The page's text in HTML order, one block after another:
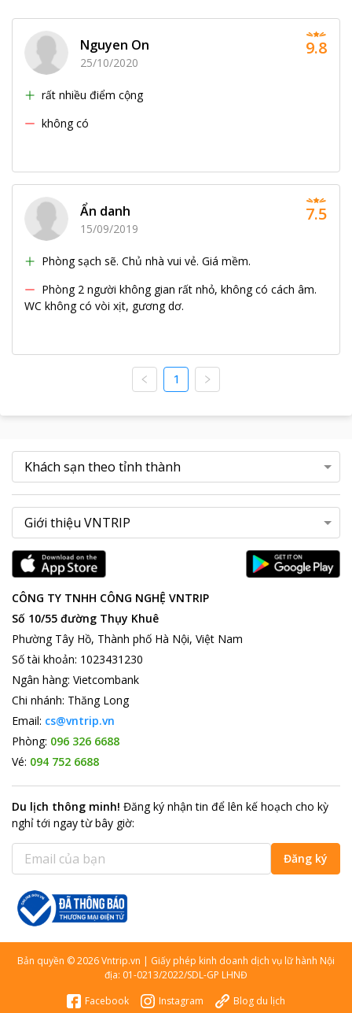
Nguyen On
25/10/2020
rất nhiều điểm cộng
không có
9.8
Ẩn danh
15/09/2019
Phòng sạch sẽ. Chủ nhà vui vẻ. Giá mềm.
Phòng 2 người không gian rất nhỏ, không có cách âm.
WC không có vòi xịt, gương dơ.
7.5
1
CÔNG TY TNHH CÔNG NGHỆ VNTRIP
Số 10/55 đường Thụy Khuê
Phường Tây Hồ, Thành phố Hà Nội, Việt Nam
Số tài khoản: 1023431230
Ngân hàng: Vietcombank
Chi nhánh: Thăng Long
Email: cs@vntrip.vn
Phòng: 096 326 6688
Vé: 094 752 6688
Du lịch thông minh! Đăng ký nhận tin để lên kế hoạch cho kỳ
nghỉ tới ngay từ bây giờ:
Đăng ký
Bản quyền ©2026Vntrip.vn | Giấy phép kinh doanh dịch vụ lữ hành Nội
địa: 01-0213/2022/SDL-GP LHNĐ
Facebook
Instagram Blog du lịch